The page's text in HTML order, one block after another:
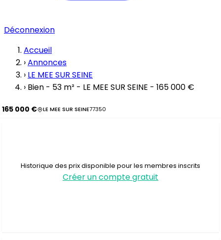
Déconnexion
Accueil
›Annonces
› LE MEE SUR SEINE
› Bien - 53 m² - LE MEE SUR SEINE - 165 000 €
165 000 € LE MEE SUR SEINE77350
Historique des prix disponible pour les membres inscrits
Créer un compte gratuit